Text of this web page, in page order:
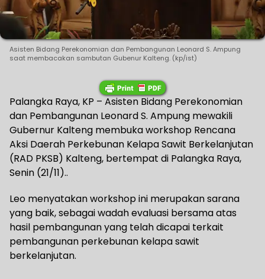
Asisten Bidang Perekonomian dan Pembangunan Leonard S. Ampung
saat membacakan sambutan Gubenur Kalteng. (kp/ist)
Palangka Raya, KP – Asisten Bidang Perekonomian
dan Pembangunan Leonard S. Ampung mewakili
Gubernur Kalteng membuka workshop Rencana
Aksi Daerah Perkebunan Kelapa Sawit Berkelanjutan
(RAD PKSB) Kalteng, bertempat di Palangka Raya,
Senin (21/11)..
Leo menyatakan workshop ini merupakan sarana
yang baik, sebagai wadah evaluasi bersama atas
hasil pembangunan yang telah dicapai terkait
pembangunan perkebunan kelapa sawit
berkelanjutan.